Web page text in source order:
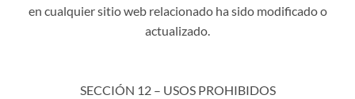
en cualquier sitio web relacionado ha sido modificado o
actualizado.
SECCIÓN 12 – USOS PROHIBIDOS